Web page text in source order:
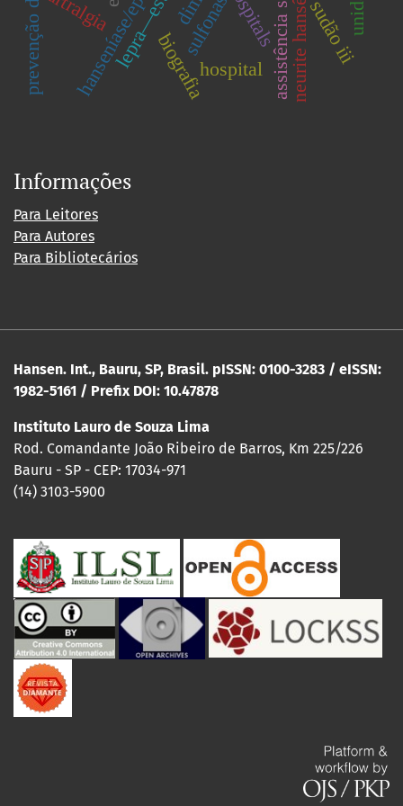
sulfonashospitalsassistência social
hospital neurite hansênica
biografia sudão iii
Informações
Para Leitores
Para Autores
Para Bibliotecários
Hansen. Int., Bauru, SP, Brasil. pISSN: 0100-3283 / eISSN:
1982-5161 / Prefix DOI: 10.47878
Instituto Lauro de Souza Lima
Rod. Comandante João Ribeiro de Barros, Km 225/226
Bauru - SP - CEP: 17034-971
(14) 3103-5900